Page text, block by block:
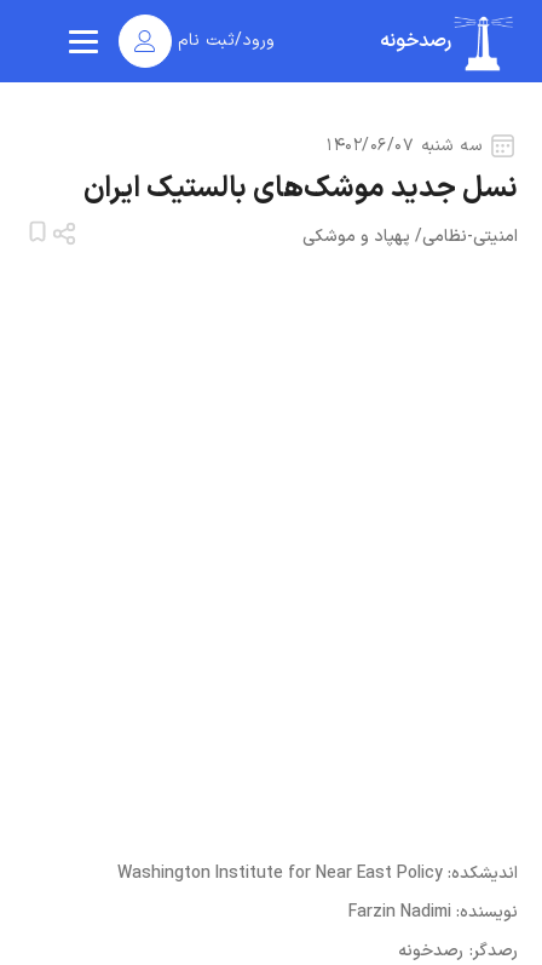
ورود/ثبت نام رصدخونه
سه شنبه ۱۴۰۲/۰۶/۰۷
نسل جدید موشک‌های بالستیک ایران
امنیتی-نظامی/ پهپاد و موشکی
Washington Institute for Near East Policy :اندیشکده
Farzin Nadimi :نویسنده
رصدخونه :رصدگر